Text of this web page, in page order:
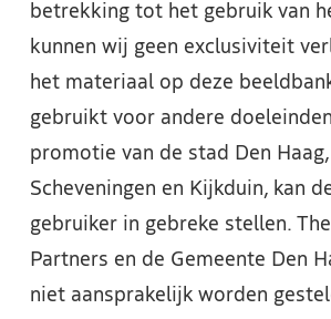
betrekking tot het gebruik van
kunnen wij geen exclusiviteit
het materiaal op deze
gebruikt voor andere
promotie van de stad Den
Scheveningen en Kijkduin, kan
gebruiker in gebreke stellen.
Partners en de Gemeente Den
niet aansprakelijk worden